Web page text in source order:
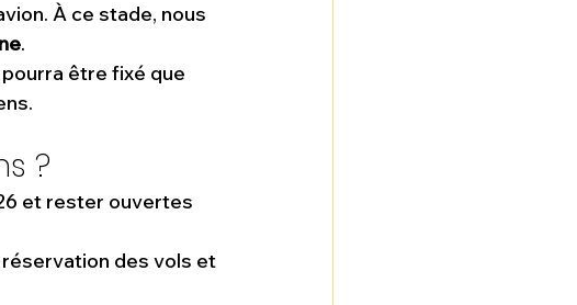
À ce stade, nous
.
être fixé que
?
et rester ouvertes
des vols et